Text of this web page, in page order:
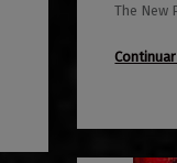
The New